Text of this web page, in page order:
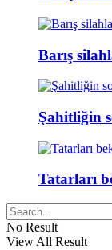
Barış
Şahitliğin
Tatarları
No Result
View All Result